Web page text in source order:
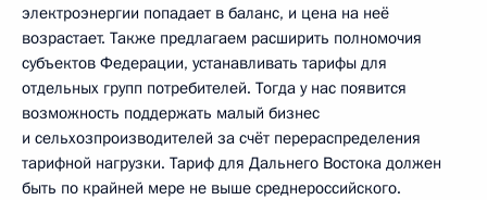
электроэнергии попадает в баланс, и цена на неё
возрастает. Также предлагаем расширить полномочия
субъектов Федерации, устанавливать тарифы для
отдельных групп потребителей. Тогда у нас появится
возможность поддержать малый бизнес
и сельхозпроизводителей за счёт перераспределения
тарифной нагрузки. Тариф для Дальнего Востока должен
быть по крайней мере не выше среднероссийского.